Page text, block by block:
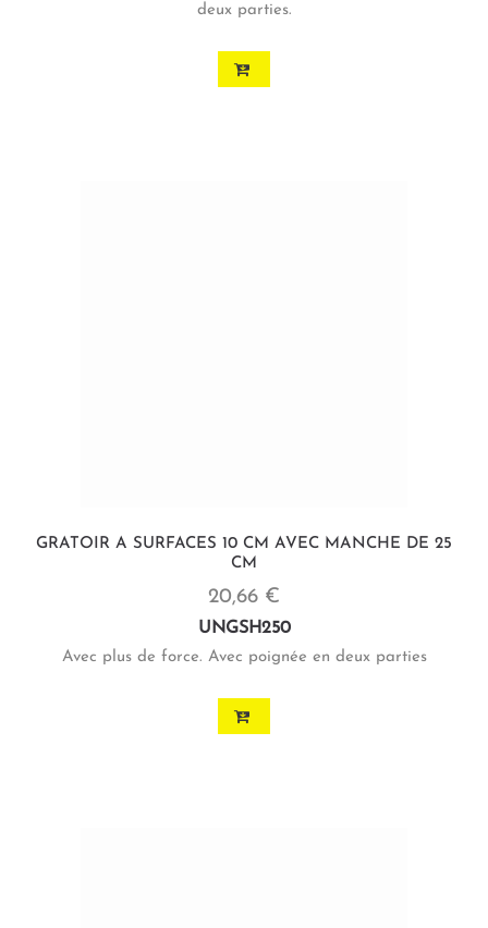
deux parties.
GRATOIR A SURFACES 10 CM AVEC MANCHE DE 25
CM
20,66 €
UNGSH250
Avec plus de force. Avec poignée en deux parties